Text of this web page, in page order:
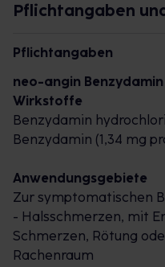
neo-angin® Benzydamin ist
Spray erhältlich. Alle neo-
neo-angin® –
seit 1955.
Halsschmerzen sind
Wohlbefinden und
Doch das muss nicht
neo-angin® ist seit
Jahrhundert ein
Pflichtangaben
Pflichtangaben
neo-angin
Wirkstoffe
Benzydamin
Benzydamin (1,34 mg
Anwendungsgebiete
Zur symptomatischen
- Halsschmerzen, mit
Schmerzen, Rötung
Rachenraum